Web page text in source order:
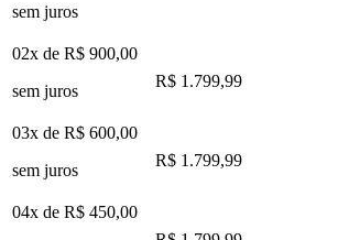
sem juros
02x de R$ 900,00
sem juros
R$ 1.799,99
03x de R$ 600,00
sem juros
R$ 1.799,99
04x de R$ 450,00